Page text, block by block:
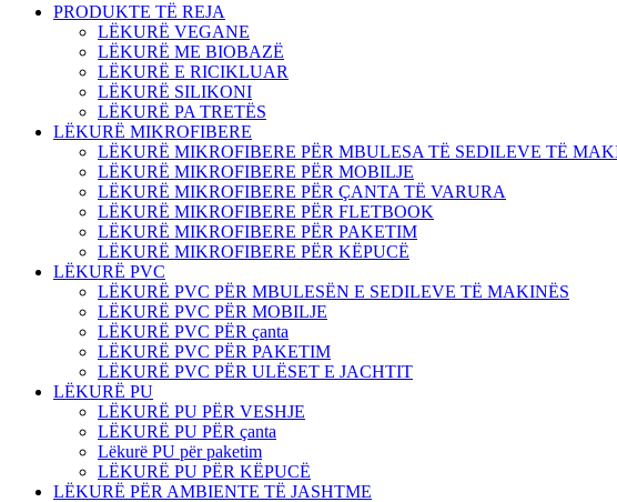
PRODUKTE TË REJA
LËKURË VEGANE
LËKURË ME BIOBAZË
LËKURË E RICIKLUAR
LËKURË SILIKONI
LËKURË PA TRETËS
LËKURË MIKROFIBERE
LËKURË MIKROFIBERE PËR MBULESA TË SEDILEVE TË
LËKURË MIKROFIBERE PËR MOBILJE
LËKURË MIKROFIBERE PËR ÇANTA TË VARURA
LËKURË MIKROFIBERE PËR FLETBOOK
LËKURË MIKROFIBERE PËR PAKETIM
LËKURË MIKROFIBERE PËR KËPUCË
LËKURË PVC
LËKURË PVC PËR MBULESËN E SEDILEVE TË MAKINËS
LËKURË PVC PËR MOBILJE
LËKURË PVC PËR çanta
LËKURË PVC PËR PAKETIM
LËKURË PVC PËR ULËSET E JACHTIT
LËKURË PU
LËKURË PU PËR VESHJE
LËKURË PU PËR çanta
Lëkurë PU për paketim
LËKURË PU PËR KËPUCË
LËKURË PËR AMBIENTE TË JASHTME